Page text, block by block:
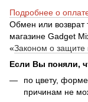
Подробнее о
Обмен или возврат
магазине Gadget
«Законом о защите
Если Вы поняли,
по цвету,
причинам не